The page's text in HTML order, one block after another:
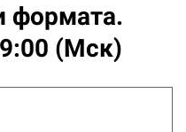
формата.
(Мск)